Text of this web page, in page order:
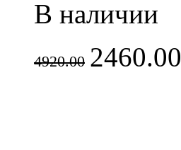
В наличии
4920.00 2460.00